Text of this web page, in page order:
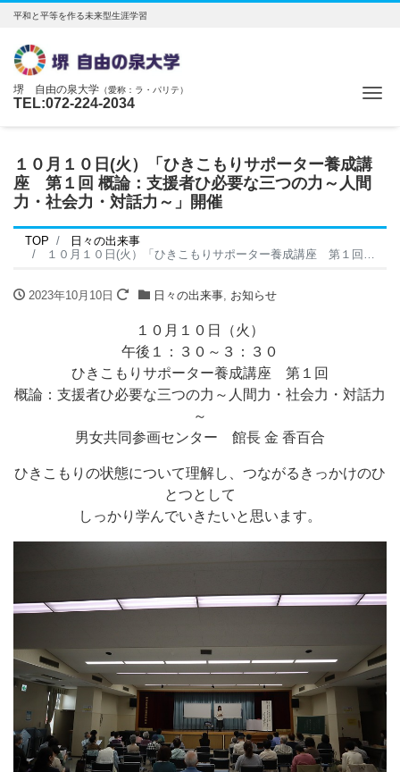
平和と平等を作る未来型生涯学習
堺 自由の泉大学 （愛称：ラ・パリテ）
TEL:072-224-2034
１０月１０日(火）「ひきこもりサポーター養成講
座 第１回 概論：支援者ひ必要な三つの力～人間
力・社会力・対話力～」開催
TOP
日々の出来事
１０月１０日(火）「ひきこもりサポーター養成講座 第１回 概論：支援者ひ必要な三つの力～人間力・社会力・対話力～」開催
2023年10月10日 日々の出来事, お知らせ
１０月１０日（火）
午後１：３０～３：３０
ひきこもりサポーター養成講座 第１回
概論：支援者ひ必要な三つの力～人間力・社会力・対話力
～
男女共同参画センター 館長 金 香百合
ひきこもりの状態について理解し、つながるきっかけのひ
とつとして
しっかり学んでいきたいと思います。